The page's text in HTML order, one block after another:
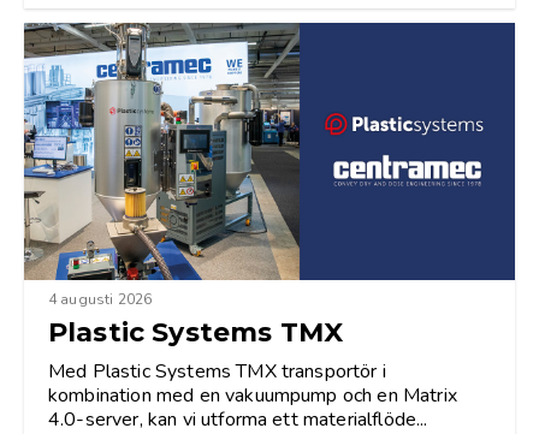
4 augusti 2026
Plastic Systems TMX
Med Plastic Systems TMX transportör i
kombination med en vakuumpump och en Matrix
4.0-server, kan vi utforma ett materialflöde...